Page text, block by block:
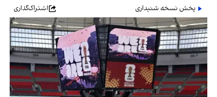
پخش نسخه شنیداری
اشتراک‌گذاری